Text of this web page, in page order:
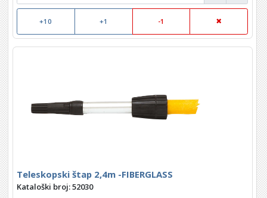
+10 +1 -1
Teleskopski štap 2,4m -FIBERGLASS
Kataloški broj: 52030